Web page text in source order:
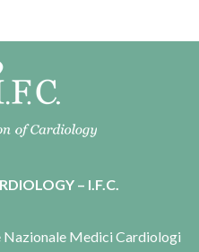
– I.F.C.
Nazionale Medici Cardiologi